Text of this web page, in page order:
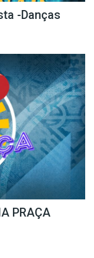
-Danças
PRAÇA